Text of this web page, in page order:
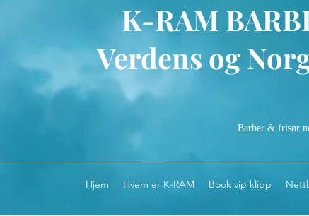
K-RAM
Verdens og
Barber & frisør
Hjem Hvem er K-RAM Book vip klipp